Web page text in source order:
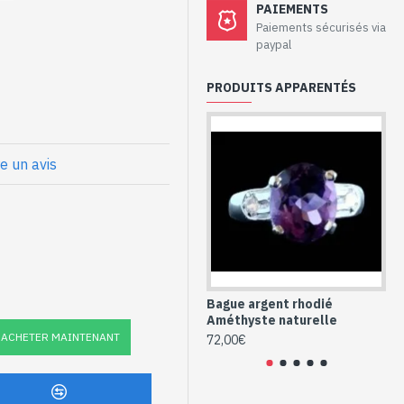
- Bague
sans nickel
et 6 oxydes de zirconium de
et
ovale
un avis
ACHETER MAINTENANT
PAIEMENTS
Paiements sécurisés via
paypal
PRODUITS APPARENTÉS
Bague argent rhodié
Améthyste naturelle
72,00€